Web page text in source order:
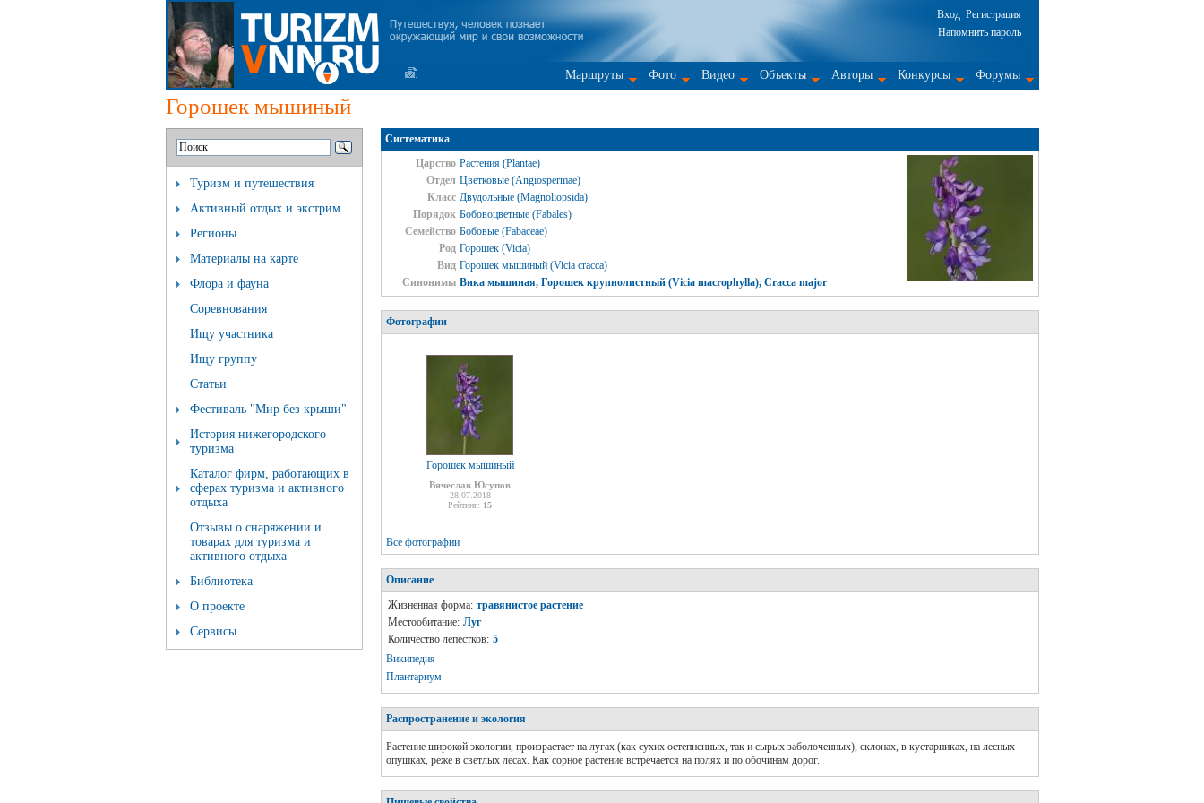
Вход Регистрация
Напомнить пароль
Маршруты Фото Видео Объекты Авторы Конкурсы Форумы
Горошек мышиный
Туризм и путешествия
Активный отдых и экстрим
Регионы
Материалы на карте
Флора и фауна
Соревнования
Ищу участника
Ищу группу
Статьи
Фестиваль "Мир без крыши"
История нижегородского
туризма
Каталог фирм, работающих в
сферах туризма и активного
отдыха
Отзывы о снаряжении и
товарах для туризма и
активного отдыха
Библиотека
О проекте
Сервисы
Систематика
Царство Растения (Plantae)
Отдел Цветковые (Angiospermae)
Класс Двудольные (Magnoliopsida)
Порядок Бобовоцветные (Fabales)
Семейство Бобовые (Fabaceae)
Род Горошек (Vicia)
Вид Горошек мышиный (Vicia cracca)
Синонимы Вика мышиная, Горошек крупнолистный (Vicia macrophylla), Cracca major
Фотографии
Горошек мышиный
Вячеслав Юсупов
28.07.2018
Рейтинг: 15
Все фотографии
Описание
Жизненная форма: травянистое растение
Местообитание: Луг
Количество лепестков: 5
Википедия
Плантариум
Распространение и экология
Растение широкой экологии, произрастает на лугах (как сухих остепненных, так и сырых заболоченных), склонах, в кустарниках, на лесных
опушках, реже в светлых лесах. Как сорное растение встречается на полях и по обочинам дорог.